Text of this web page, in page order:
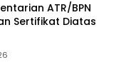
ATR/BPN
Sertifikat Diatas